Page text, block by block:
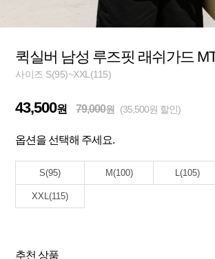
퀵실버 남성 루즈핏 래쉬가드
사이즈 S(95)~XXL(115)
43,500원 79,000원 (35,500원 할인)
옵션을 선택해 주세요.
S(95) M(100) L(105)
XXL(115)
추천 상품